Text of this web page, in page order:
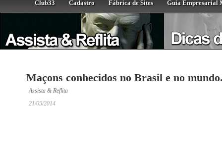
Club33 Cadastro Fábrica de Sites Guia Empresarial
Maçons conhecidos no Brasil e no
Assista & Reflita
21/05/2014